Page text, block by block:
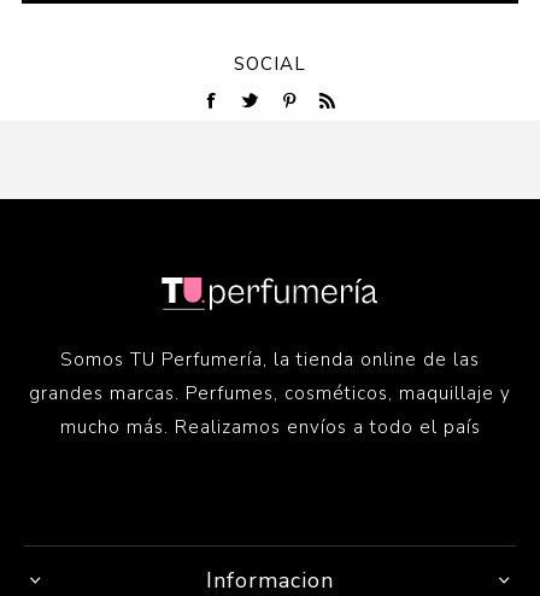
SOCIAL
Somos TU Perfumería, la tienda online de las
grandes marcas. Perfumes, cosméticos, maquillaje y
mucho más. Realizamos envíos a todo el país
Informacion